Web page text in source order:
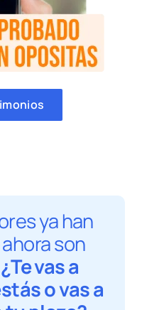
ya han
son
¿Te vas a
o vas a